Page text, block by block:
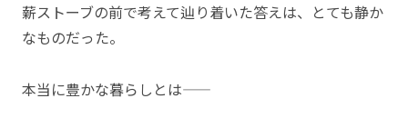
薪ストーブの前で考えて辿り着いた答えは、とても静か
なものだった。
本当に豊かな暮らしとは――